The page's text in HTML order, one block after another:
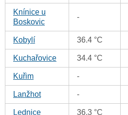
Knínice u
Boskovic
-
Kobylí 36.4 °C
Kuchařovice 34.4 °C
Kuřim -
Lanžhot -
Lednice 36.3 °C